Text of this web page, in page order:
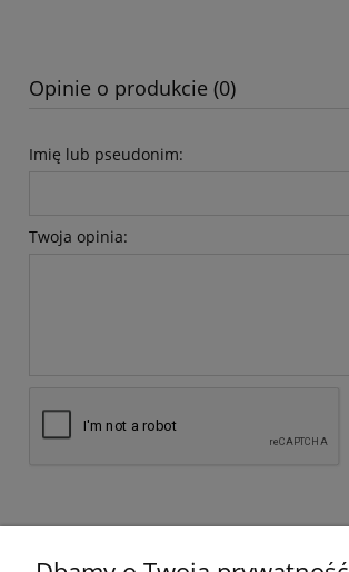
Opinie o produkcie (0)
Imię lub pseudonim:
Twoja opinia: